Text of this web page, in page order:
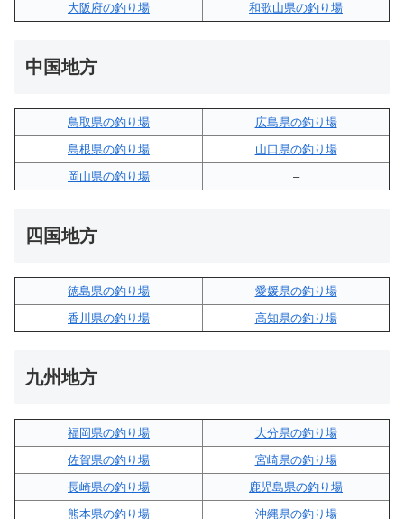
大阪府の釣り場
和歌山県の釣り場
中国地方
鳥取県の釣り場
広島県の釣り場
島根県の釣り場
山口県の釣り場
岡山県の釣り場
–
四国地方
徳島県の釣り場
愛媛県の釣り場
香川県の釣り場
高知県の釣り場
九州地方
福岡県の釣り場
大分県の釣り場
佐賀県の釣り場
宮崎県の釣り場
長崎県の釣り場
鹿児島県の釣り場
熊本県の釣り場
沖縄県の釣り場